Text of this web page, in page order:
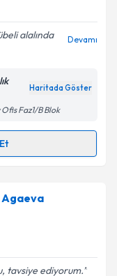
Aydınlatma
alalında
Devamı
Haritada Göster
Faz1/B Blok
talebi
almanız için bir
Agaeva
tavsiye ediyorum.